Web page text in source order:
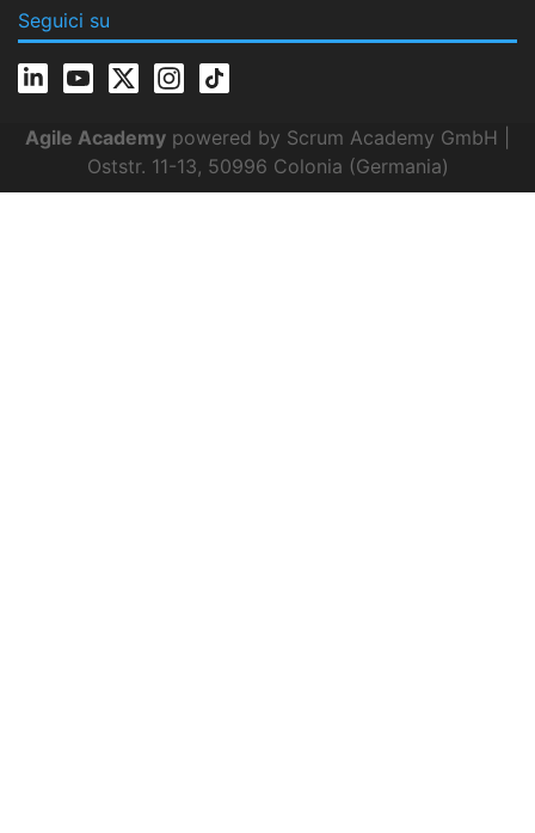
Seguici su
Agile Academy powered by Scrum Academy GmbH |
Oststr. 11-13, 50996 Colonia (Germania)